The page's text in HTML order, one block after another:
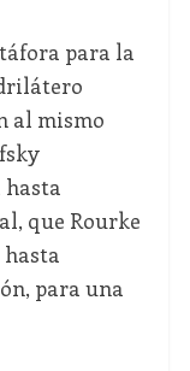
para la
al mismo
que Rourke
para una